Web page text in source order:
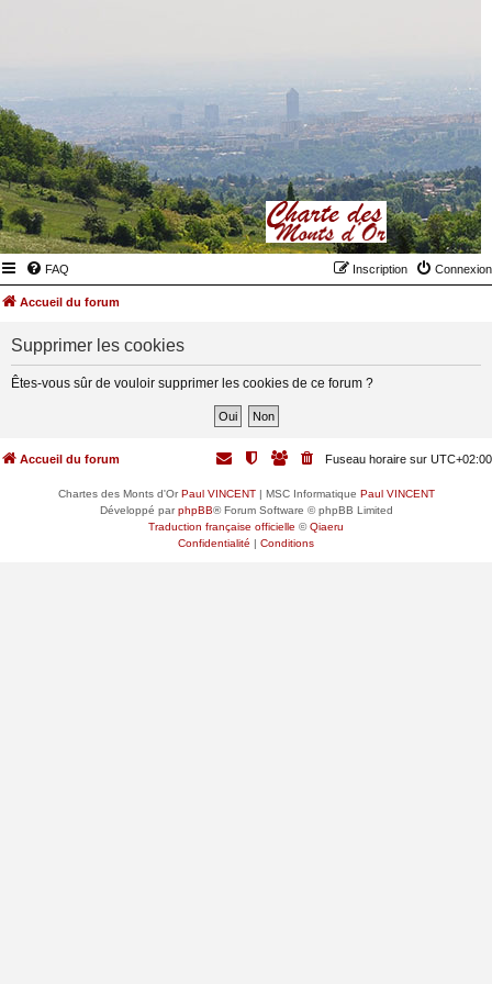
FAQ Connexion
Inscription
Accueil du forum
Supprimer les cookies
Êtes-vous sûr de vouloir supprimer les cookies de ce forum ?
Accueil du forum Fuseau horaire sur UTC+02:00
Chartes des Monts d'OrPaul VINCENT| MSC Informatique Paul VINCENT
Développé parphpBB® Forum Software © phpBB Limited
Traduction française officielle ©Qiaeru
Confidentialité | Conditions